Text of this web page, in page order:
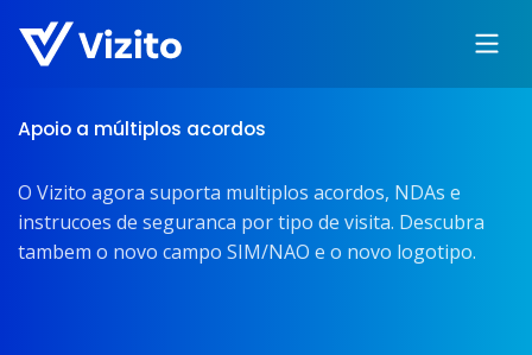
Apoio a múltiplos acordos
O Vizito agora suporta multiplos acordos, NDAs e
instrucoes de seguranca por tipo de visita. Descubra
tambem o novo campo SIM/NAO e o novo logotipo.